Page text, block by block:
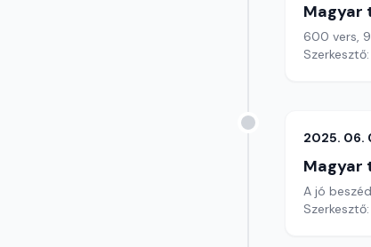
Magyar
600 vers,
2025. 06.
Magyar
A jó